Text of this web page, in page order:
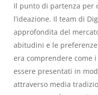
Il punto di partenza per
l’ideazione. Il team di
approfondita del
abitudini e le
era comprendere come
essere presentati in
attraverso media